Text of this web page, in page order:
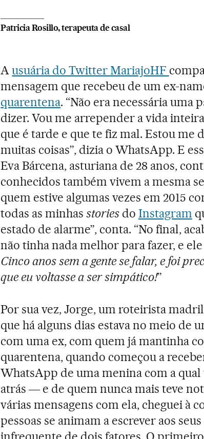
Patricia Rosillo, terapeuta de casal
Ausuária do Twitter MariajoHF
mensagem que recebeu de um ex-
quarentena. “Não era necessária uma
dizer. Vou me arrepender a vida
que é tarde e que te fiz mal. Estou me
muitas coisas”, dizia o WhatsApp. E
Eva Bárcena, asturiana de 28 anos,
conhecidos também vivem a mesma
quem estive algumas vezes em 2015
todas as minhasstoriesdo Instagram
estado de alarme”, conta. “No final,
não tinha nada melhor para fazer, e
Cinco anos sem a gente se falar, e foi
que eu voltasse a ser simpático!”
Por sua vez, Jorge, um roteirista
que há alguns dias estava no meio de
com uma ex, com quem já mantinha
quarentena, quando começou a
WhatsApp de uma menina com a
atrás ― e de quem nunca mais teve
várias mensagens com ela, cheguei à
pessoas se animam a escrever aos